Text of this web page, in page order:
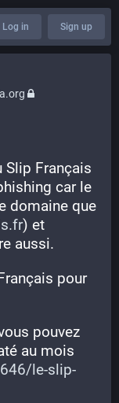
Log in Sign up
Slip Français
car le
domaine que
) et
aussi.
pour
pouvez
au mois
le-slip-